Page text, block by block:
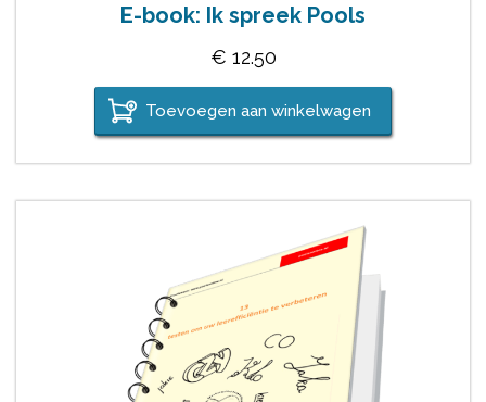
E-book: Ik spreek Pools
€ 12.50
Toevoegen aan winkelwagen